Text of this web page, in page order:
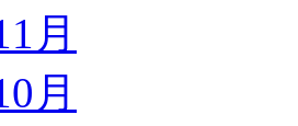
月
月